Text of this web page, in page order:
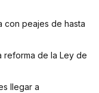
con peajes de hasta
reforma de la Ley de
llegar a